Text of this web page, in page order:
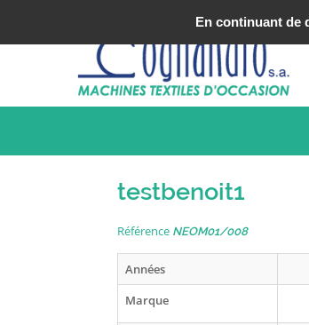
Tel : +33 (0)3
testbenoit1
Référence NEOM01/008
Années
Marque
En continuant de